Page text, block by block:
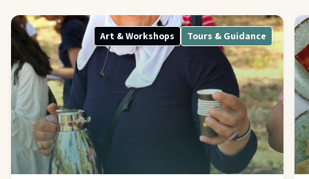
Art & Workshops Tours & Guidance